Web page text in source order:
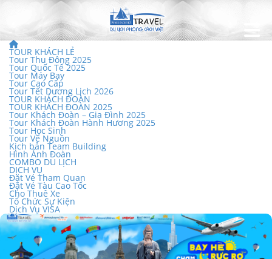
TOUR KHÁCH LẺ
Tour Thu Đông 2025
Tour Quốc Tế 2025
Tour Máy Bay
Tour Cao Cấp
Tour Tết Dương Lịch 2026
TOUR KHÁCH ĐOÀN
TOUR KHÁCH ĐOÀN 2025
Tour Khách Đoàn – Gia Đình 2025
Tour Khách Đoàn Hành Hương 2025
Tour Học Sinh
Tour Về Nguồn
Kịch bản Team Building
Hình Ảnh Đoàn
COMBO DU LỊCH
DỊCH VỤ
Đặt Vé Tham Quan
Đặt Vé Tàu Cao Tốc
Cho Thuê Xe
Tổ Chức Sự Kiện
Dịch Vụ VISA